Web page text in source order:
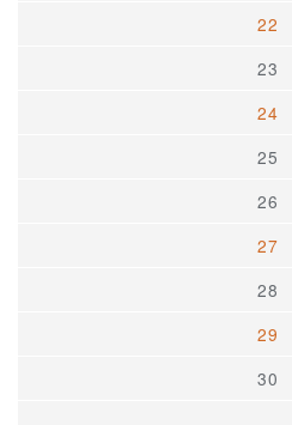
22
23
24
25
26
27
28
29
30